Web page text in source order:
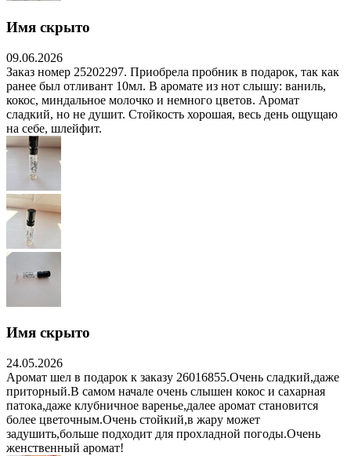
Имя скрыто
09.06.2026
Заказ номер 25202297. Приобрела пробник в подарок, так как
ранее был отливант 10мл. В аромате из нот слышу: ваниль,
кокос, миндальное молочко и немного цветов. Аромат
сладкий, но не душит. Стойкость хорошая, весь день ощущаю
на себе, шлейфит.
Имя скрыто
24.05.2026
Аромат шел в подарок к заказу 26016855.Очень сладкий,даже
приторный.В самом начале очень слышен кокос и сахарная
патока,даже клубничное варенье,далее аромат становится
более цветочным.Очень стойкий,в жару может
задушить,больше подходит для прохладной погоды.Очень
женственный аромат!